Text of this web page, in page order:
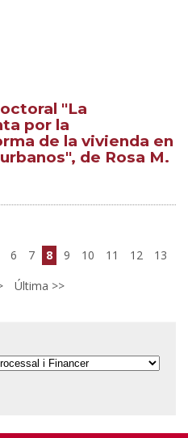
"La
por la
de la vivienda en
de Rosa M.
6 7 8 9 10 11 12
13
Última